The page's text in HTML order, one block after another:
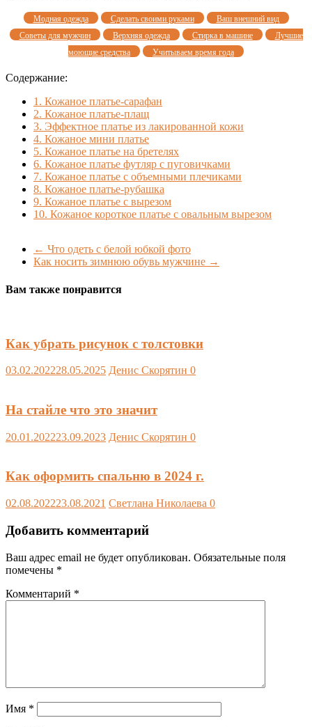
Модная одежда Сделать своими руками
Ваш внешний вид
Советы для мужчин
Верхняя одежда Стирка в машине
Лучшие
моющие средства
Учитываем время года
Содержание:
1. Кожаное платье-сарафан
2. Кожаное платье-плащ
3. Эффектное платье из лакированной кожи
4. Кожаное мини платье
5. Кожаное платье на бретелях
6. Кожаное платье футляр с пуговичками
7. Кожаное платье с объемными плечиками
8. Кожаное платье-рубашка
9. Кожаное платье с вырезом
10. Кожаное короткое платье с овальным вырезом
← Что одеть с белой юбкой фото
Как носить зимнюю обувь мужчине →
Вам также понравится
Как убрать рисунок с толстовки
03.02.202228.05.2025 Денис Скорятин 0
На стайле что это значит
20.01.202223.09.2023 Денис Скорятин 0
Как оформить спальню в 2024 г.
02.08.202223.08.2021 Светлана Николаева 0
Добавить комментарий
Ваш адрес email не будет опубликован. Обязательные поля
помечены *
Комментарий *
Имя *